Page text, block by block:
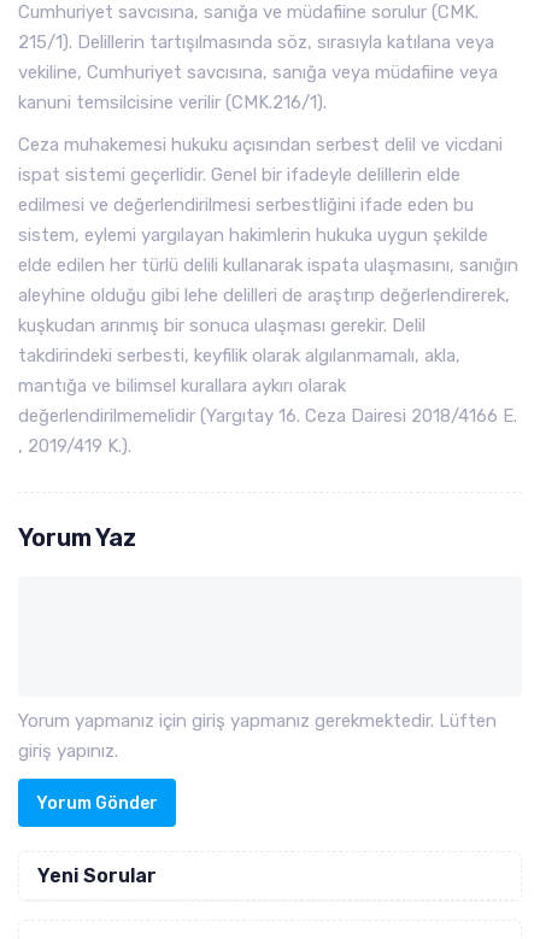
Cumhuriyet savcısına, sanığa ve müdafiine sorulur (CMK.
215/1). Delillerin tartışılmasında söz, sırasıyla katılana veya
vekiline, Cumhuriyet savcısına, sanığa veya müdafiine veya
kanuni temsilcisine verilir (CMK.216/1).
Ceza muhakemesi hukuku açısından serbest delil ve vicdani
ispat sistemi geçerlidir. Genel bir ifadeyle delillerin elde
edilmesi ve değerlendirilmesi serbestliğini ifade eden bu
sistem, eylemi yargılayan hakimlerin hukuka uygun şekilde
elde edilen her türlü delili kullanarak ispata ulaşmasını, sanığın
aleyhine olduğu gibi lehe delilleri de araştırıp değerlendirerek,
kuşkudan arınmış bir sonuca ulaşması gerekir. Delil
takdirindeki serbesti, keyfilik olarak algılanmamalı, akla,
mantığa ve bilimsel kurallara aykırı olarak
değerlendirilmemelidir (Yargıtay 16. Ceza Dairesi 2018/4166 E.
, 2019/419 K.).
Yorum Yaz
Yorum yapmanız için giriş yapmanız gerekmektedir. Lüften
giriş yapınız.
Yorum Gönder
Yeni Sorular